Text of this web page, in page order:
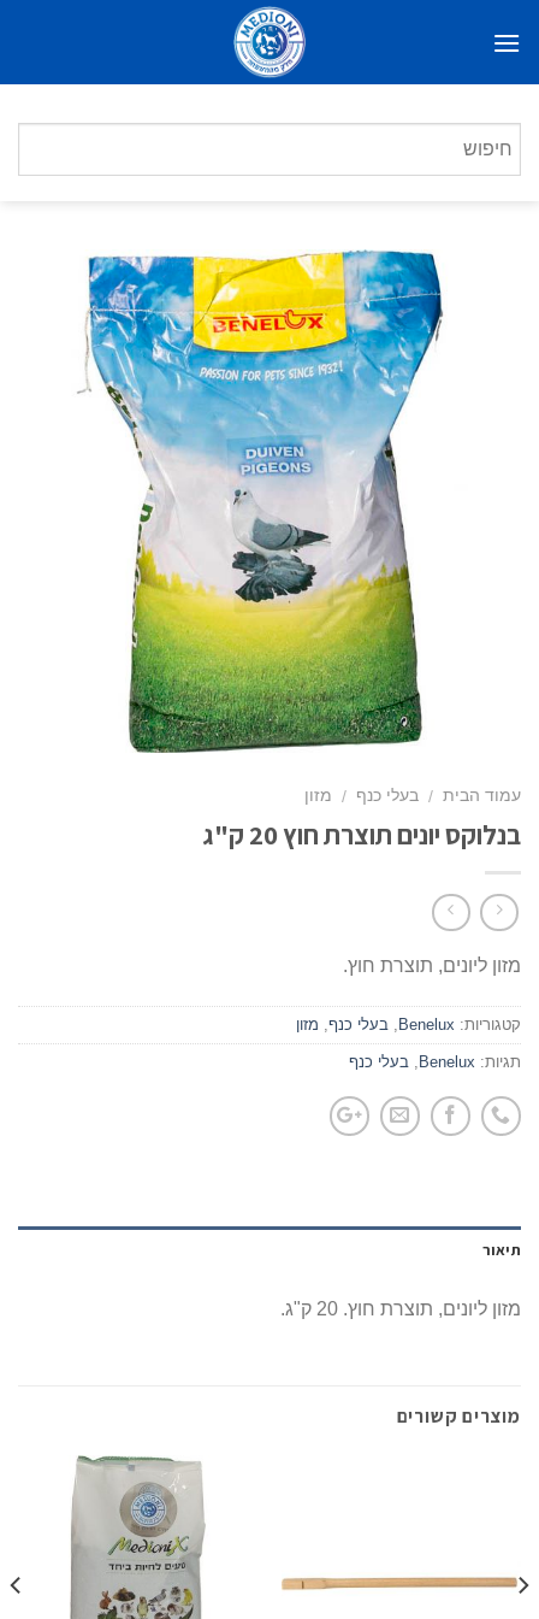
עמוד הבית / בעלי כנף / מזון
בנלוקס יונים תוצרת חוץ 20 ק"ג
מזון ליונים, תוצרת חוץ.
קטגוריות: Benelux
, בעלי כנף, מזון
תגיות: Benelux
, בעלי כנף
תיאור
מזון ליונים, תוצרת חוץ. 20 ק"ג.
מוצרים קשורים